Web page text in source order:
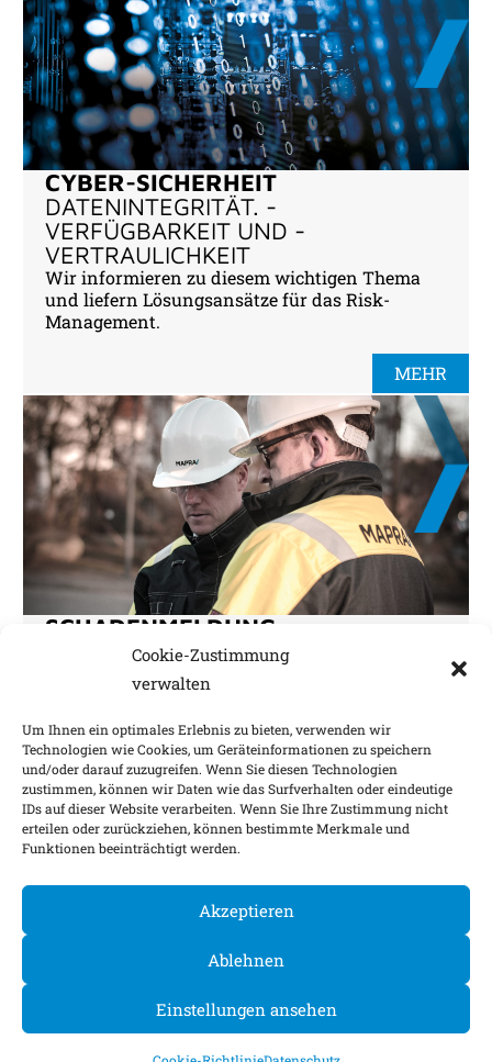
Cookie-Zustimmung
verwalten
Um Ihnen ein optimales Erlebnis zu bieten, verwenden wir
Technologien wie Cookies, um Geräteinformationen zu speichern
und/oder darauf zuzugreifen. Wenn Sie diesen Technologien
zustimmen, können wir Daten wie das Surfverhalten oder eindeutige
IDs auf dieser Website verarbeiten. Wenn Sie Ihre Zustimmung nicht
erteilen oder zurückziehen, können bestimmte Merkmale und
Funktionen beeinträchtigt werden.
Akzeptieren
Ablehnen
Einstellungen ansehen
CYBER-SICHERHEIT
DATENINTEGRITÄT. -
VERFÜGBARKEIT UND -
VERTRAULICHKEIT
Wir informieren zu diesem wichtigen Thema
und liefern Lösungsansätze für das Risk-
Management.
MEHR
SCHADENMELDUNG
SIE HATTEN EINEN SCHADEN
Nutzen Sie unsere Meldeformulare für eine
schnelle Bearbeitung.
MEHR
Impressum Nachhaltigkeitsfaktoren
Datenschutz Barrierefreiheit
Cookie-Einstellungen
©